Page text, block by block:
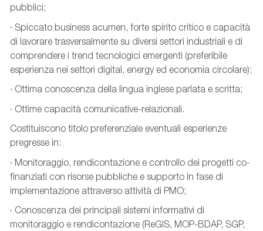
pubblici;
· Spiccato business acumen, forte spirito critico e capacità
di lavorare trasversalmente su diversi settori industriali e di
comprendere i trend tecnologici emergenti (preferibile
esperienza nei settori digital, energy ed economia circolare);
· Ottima conoscenza della lingua inglese parlata e scritta;
· Ottime capacità comunicative-relazionali.
Costituiscono titolo preferenziale eventuali esperienze
pregresse in:
· Monitoraggio, rendicontazione e controllo dei progetti co-
finanziati con risorse pubbliche e supporto in fase di
implementazione attraverso attività di PMO;
· Conoscenza dei principali sistemi informativi di
monitoraggio e rendicontazione (ReGIS, MOP-BDAP, SGP,